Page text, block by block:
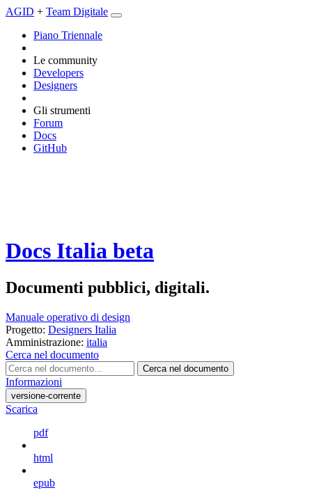
AGID + Team Digitale
Piano Triennale
Le community
Developers
Designers
Gli strumenti
Forum
Docs
GitHub
Docs Italia beta
Documenti pubblici, digitali.
Manuale operativo di design
Progetto: Designers Italia
Amministrazione: italia
Cerca nel documento
Cerca nel documento
Informazioni
versione-corrente
Scarica
pdf
html
epub